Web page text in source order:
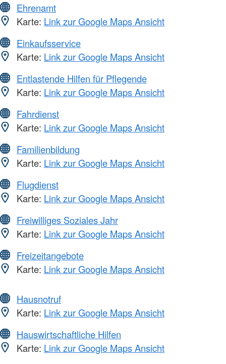
Ehrenamt
Karte: Link zur Google Maps Ansicht
Einkaufsservice
Karte: Link zur Google Maps Ansicht
Entlastende Hilfen für Pflegende
Karte: Link zur Google Maps Ansicht
Fahrdienst
Karte: Link zur Google Maps Ansicht
Familienbildung
Karte: Link zur Google Maps Ansicht
Flugdienst
Karte: Link zur Google Maps Ansicht
Freiwilliges Soziales Jahr
Karte: Link zur Google Maps Ansicht
Freizeitangebote
Karte: Link zur Google Maps Ansicht
Hausnotruf
Karte: Link zur Google Maps Ansicht
Hauswirtschaftliche Hilfen
Karte: Link zur Google Maps Ansicht